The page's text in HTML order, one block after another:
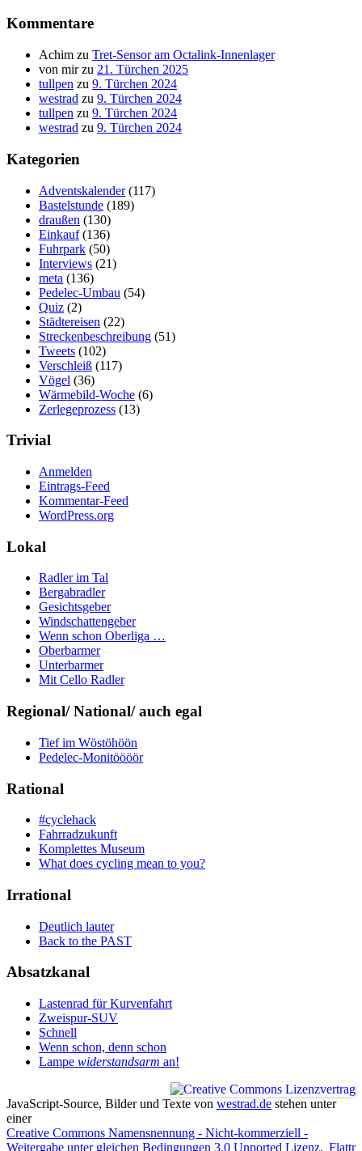
Kommentare
Achim zu Tret-Sensor am Octalink-Innenlager
von mirzu 21. Türchen 2025
tullpen zu 9. Türchen 2024
westrad zu 9. Türchen 2024
tullpen zu 9. Türchen 2024
westrad zu 9. Türchen 2024
Kategorien
Adventskalender(117)
Bastelstunde (189)
draußen (130)
Einkauf(136)
Fuhrpark (50)
Interviews (21)
meta (136)
Pedelec-Umbau (54)
Quiz (2)
Städtereisen (22)
Streckenbeschreibung (51)
Tweets (102)
Verschleiß (117)
Vögel (36)
Wärmebild-Woche (6)
Zerlegeprozess (13)
Trivial
Anmelden
Eintrags-Feed
Kommentar-Feed
WordPress.org
Lokal
Radler im Tal
Bergabradler
Gesichtsgeber
Windschattengeber
Wenn schon Oberliga …
Oberbarmer
Unterbarmer
Mit Cello Radler
Regional/ National/ auch egal
Tief im Wöstöhöön
Pedelec-Monitöööör
Rational
#cyclehack
Fahrradzukunft
Komplettes Museum
What does cycling mean to you?
Irrational
Deutlich lauter
Back to the PAST
Absatzkanal
Lastenrad für Kurvenfahrt
Zweispur-SUV
Schnell
Wenn schon, denn schon
Lampe widerstandsarm an!
JavaScript-Source, Bilder und Texte von westrad.de stehen unter
einer
Creative Commons Namensnennung - Nicht-kommerziell -
Weitergabe unter gleichen Bedingungen 3.0 Unported Lizenz. Flattr